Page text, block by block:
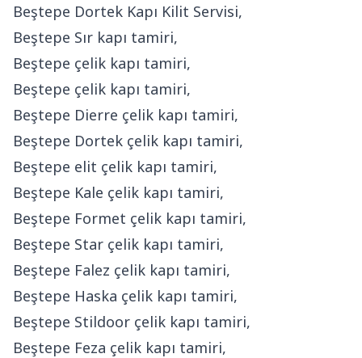
Beştepe Dortek Kapı Kilit Servisi,
Beştepe Sır kapı tamiri,
Beştepe çelik kapı tamiri,
Beştepe çelik kapı tamiri,
Beştepe Dierre çelik kapı tamiri,
Beştepe Dortek çelik kapı tamiri,
Beştepe elit çelik kapı tamiri,
Beştepe Kale çelik kapı tamiri,
Beştepe Formet çelik kapı tamiri,
Beştepe Star çelik kapı tamiri,
Beştepe Falez çelik kapı tamiri,
Beştepe Haska çelik kapı tamiri,
Beştepe Stildoor çelik kapı tamiri,
Beştepe Feza çelik kapı tamiri,